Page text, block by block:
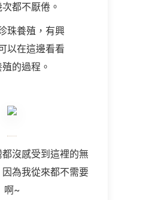
都不厭倦。
珠養殖，有興
以在這邊看看
的過程。
沒感受到這裡的無
為我從來都不需要
啊~